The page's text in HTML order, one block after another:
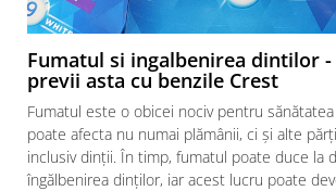
Fumatul si ingalbenirea dintilor -
previi asta cu benzile Crest
Fumatul este o obicei nociv pentru
poate afecta nu numai plămânii, ci și alte
inclusiv dinții. În timp, fumatul poate duce la
îngălbenirea dinților, iar acest lucru poate